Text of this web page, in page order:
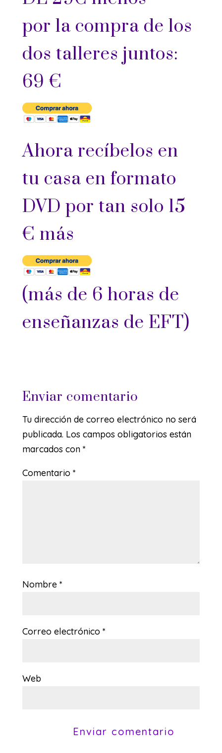
por la compra de los
dos talleres juntos:
69 €
Ahora recíbelos en
tu casa en formato
DVD por tan solo 15
€ más
(más de 6 horas de
enseñanzas de EFT)
Enviar comentario
Tu dirección de correo electrónico no será
publicada. Los campos obligatorios están
marcados con *
Comentario *
Nombre *
Correo electrónico *
Web